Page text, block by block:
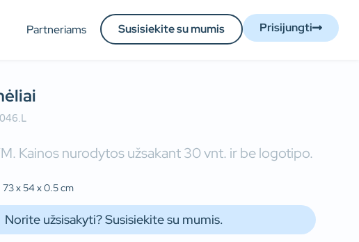
Partneriams Susisiekite su mumis Prisijungti
Kainos nurodytos užsakant 30 vnt. ir be logotipo.
x 54 x 0.5 cm
Norite užsisakyti? Susisiekite su mumis.